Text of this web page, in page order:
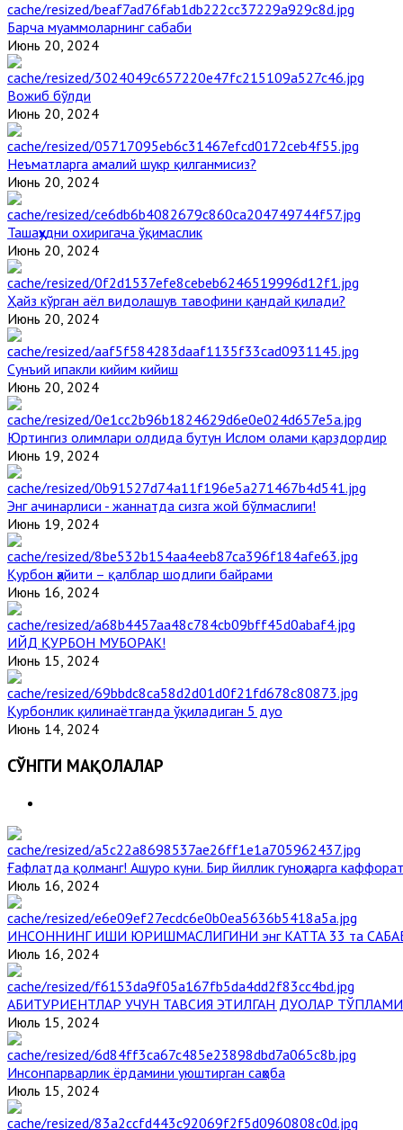
Барча муаммоларнинг сабаби
Июнь 20, 2024
Вожиб бўлди
Июнь 20, 2024
Неъматларга амалий шукр қилганмисиз?
Июнь 20, 2024
Ташаҳҳудни охиригача ўқимаслик
Июнь 20, 2024
Ҳайз кўрган аёл видолашув тавофини қандай қилади?
Июнь 20, 2024
Сунъий ипакли кийим кийиш
Июнь 20, 2024
Юртингиз олимлари олдида бутун Ислом олами қарздордир
Июнь 19, 2024
Энг ачинарлиси - жаннатда сизга жой бўлмаслиги!
Июнь 19, 2024
Қурбон ҳайити – қалблар шодлиги байрами
Июнь 16, 2024
ИЙД ҚУРБОН МУБОРАК!
Июнь 15, 2024
Қурбонлик қилинаётганда ўқиладиган 5 дуо
Июнь 14, 2024
СЎНГГИ МАҚОЛАЛАР
Ғафлатда қолманг! Ашуро куни. Бир йиллик гуноҳларга
Июль 16, 2024
ИНСОННИНГ ИШИ ЮРИШМАСЛИГИНИ энг КАТТА 33 та
Июль 16, 2024
АБИТУРИЕНТЛАР УЧУН ТАВСИЯ ЭТИЛГАН ДУОЛАР ТЎПЛАМИ
Июль 15, 2024
Инсонпарварлик ёрдамини уюштирган саҳоба
Июль 15, 2024